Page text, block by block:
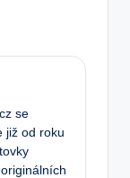
se
již od roku